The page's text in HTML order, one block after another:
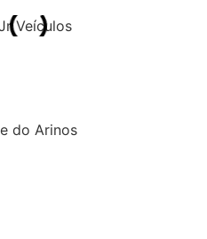
do Arinos